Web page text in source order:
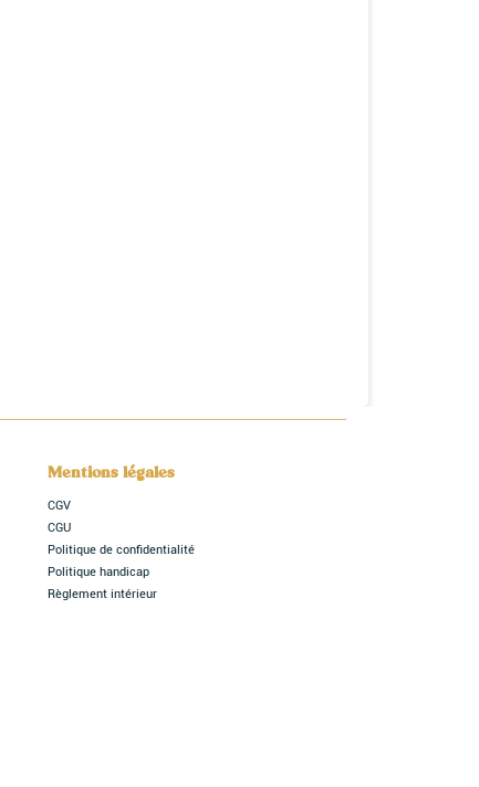
Mentions légales
CGV
CGU
Politique de confidentialité
Politique handicap
Règlement intérieur